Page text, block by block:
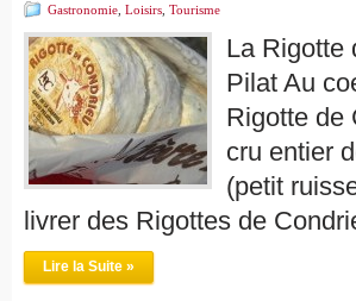
Gastronomie Loisirs Tourisme
La Rigotte
Pilat Au
Rigotte de
cru entier
(petit
livrer des Rigottes de
Lire la Suite »